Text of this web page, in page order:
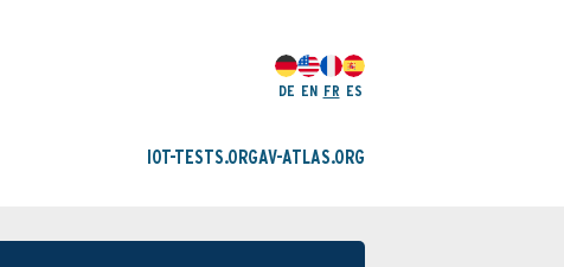
DE EN FR ES
IOT-TESTS.ORGAV-ATLAS.ORG